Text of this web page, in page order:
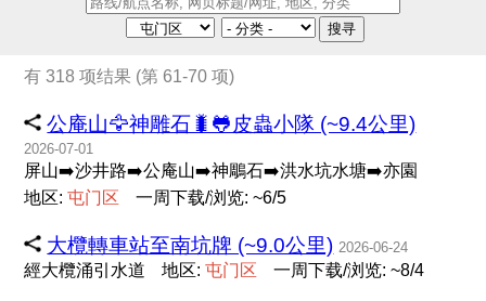
搜寻
有 318 项结果 (第 61-70 项)
公庵山🦅神雕石🐛🐸皮蟲小隊 (~9.4公里)
2026-07-01
屏山➡️沙井路➡️公庵山➡️神鵰石➡️洪水坑水塘➡️亦園
地区:屯门 区 一周下载/浏览: ~6/5
大欖轉車站至南坑牌 (~9.0公里) 2026-06-24
經大欖涌引水道 地区:屯门 区 一周下载/浏览: ~8/4